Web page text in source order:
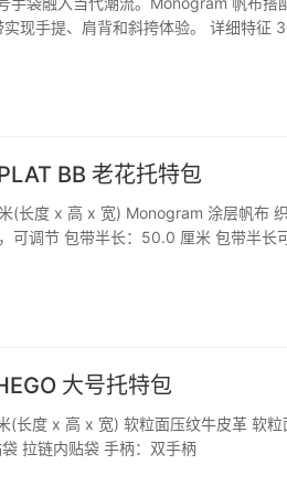
现手提、肩背和斜挎体验。 详细特征
BB 老花托特包
(长度 x 高 x 宽) Monogram 涂层帆布
可调节 包带半长：50.0 厘米 包带半长
大号托特包
长度 x 高 x 宽) 软粒面压纹牛皮革 软粒
拉链内贴袋 手柄：双手柄